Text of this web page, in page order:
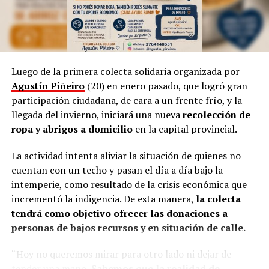
Por otra parte, Marinoni admite que el arte suele ser
provocador, así como las manifestaciones populares de
las niñas representando a lasVírgenes, como también
los tamborileros afroamericanos que se mezclan con las
costumbres tradicionales correntinas durante enero. “A
veces no entendemos la cultura del Litoral”, define.
En esa línea, en 2014, Marinoni incluyó al
Curupí , el
personaje de la mitología guaraní que tiene un pene
largo y envuelto en su cuerpo, un hecho que significó
una gran polémica en el anfiteatro Mario del Tránsito
Cocomarola, de Corrientes, donde se hacía e festival
chamamecero.
“Las políticas culturales son muy importantes”, apunta
el coreógrafo posadeño al considerar que siempre fue el
Estado el que garantizó las seguridad laboral a los
Luego de la primera colecta solidaria organizada por
Agustín Piñeiro(20) en enero pasado, que logró gran
participación ciudadana, de cara a un frente frío, y la
llegada del invierno, iniciará una nuevarecolección de
ropa y abrigos a domicilioen la capital provincial.
La actividad intenta aliviar la situación de quienes no
cuentan con un techo y pasan el día a día bajo la
intemperie, como resultado de la crisis económica que
incrementó la indigencia. De esta manera, la colecta
tendrá como objetivo ofrecer las donaciones a
personas de bajos recursos y en situación de calle.
“Hoy no queremos mirar para otro lado ni dejar de